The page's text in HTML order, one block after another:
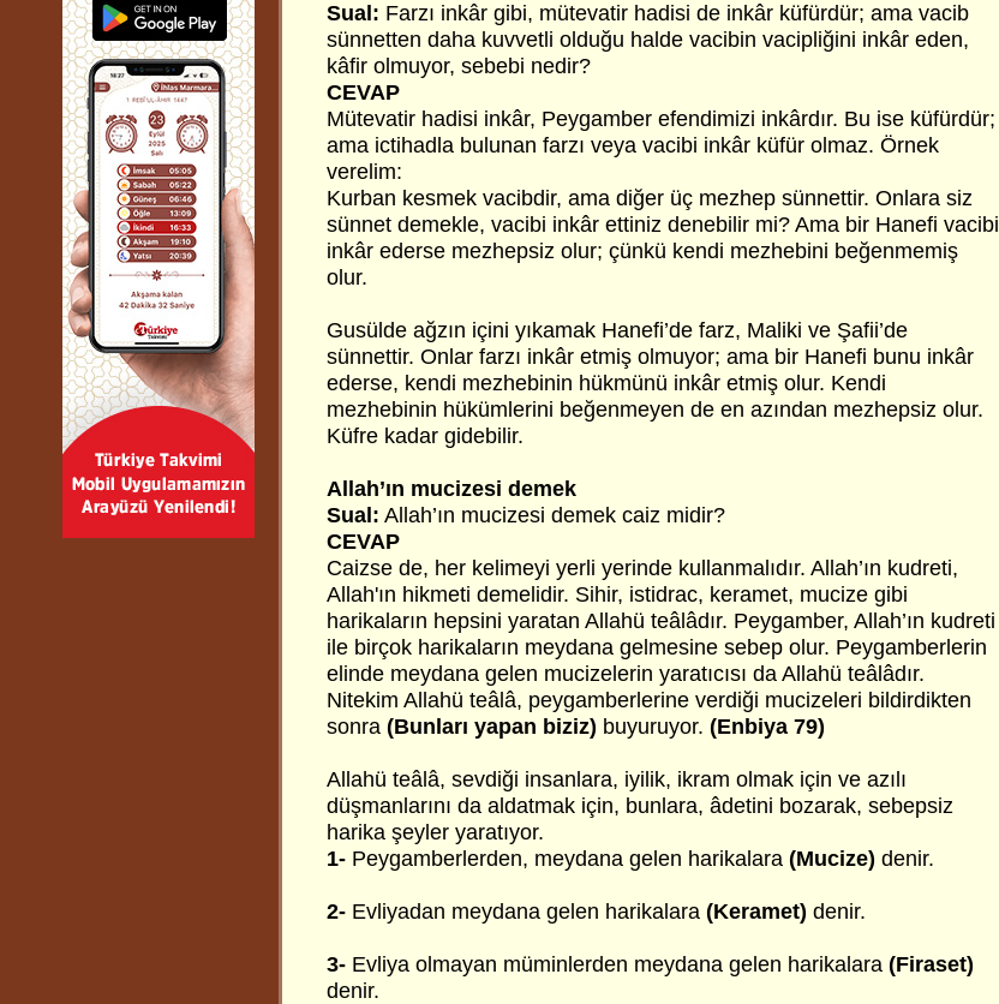
Sual: Farzı inkâr gibi, mütevatir hadisi de inkâr küfürdür; ama vacib
sünnetten daha kuvvetli olduğu halde vacibin vacipliğini inkâr eden,
kâfir olmuyor, sebebi nedir?
CEVAP
Mütevatir hadisi inkâr, Peygamber efendimizi inkârdır. Bu ise küfürdür;
ama ictihadla bulunan farzı veya vacibi inkâr küfür olmaz. Örnek
verelim:
Kurban kesmek vacibdir, ama diğer üç mezhep sünnettir. Onlara siz
sünnet demekle, vacibi inkâr ettiniz denebilir mi? Ama bir Hanefi vacibi
inkâr ederse mezhepsiz olur; çünkü kendi mezhebini beğenmemiş
olur.
Gusülde ağzın içini yıkamak Hanefi’de farz, Maliki ve Şafii’de
sünnettir. Onlar farzı inkâr etmiş olmuyor; ama bir Hanefi bunu inkâr
ederse, kendi mezhebinin hükmünü inkâr etmiş olur. Kendi
mezhebinin hükümlerini beğenmeyen de en azından mezhepsiz olur.
Küfre kadar gidebilir.
Allah’ın mucizesi demek
Sual: Allah’ın mucizesi demek caiz midir?
CEVAP
Caizse de, her kelimeyi yerli yerinde kullanmalıdır. Allah’ın kudreti,
Allah'ın hikmeti demelidir. Sihir, istidrac, keramet, mucize gibi
harikaların hepsini yaratan Allahü teâlâdır. Peygamber, Allah’ın kudreti
ile birçok harikaların meydana gelmesine sebep olur. Peygamberlerin
elinde meydana gelen mucizelerin yaratıcısı da Allahü teâlâdır.
Nitekim Allahü teâlâ, peygamberlerine verdiği mucizeleri bildirdikten
sonra (Bunları yapan biziz) buyuruyor. (Enbiya 79)
Allahü teâlâ, sevdiği insanlara, iyilik, ikram olmak için ve azılı
düşmanlarını da aldatmak için, bunlara, âdetini bozarak, sebepsiz
harika şeyler yaratıyor.
1- Peygamberlerden, meydana gelen harikalara (Mucize) denir.
2- Evliyadan meydana gelen harikalara (Keramet) denir.
3- Evliya olmayan müminlerden meydana gelen harikalara (Firaset)
denir.